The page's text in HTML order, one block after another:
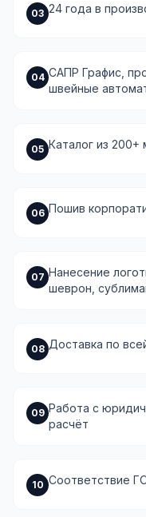
03 24 года в
04 САПР Графис,
швейные
05 Каталог из
06 Пошив
07 Нанесение
шеврон,
08 Доставка по
09 Работа с
расчёт
10 Соответствие